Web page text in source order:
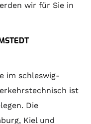
wir für Sie in
im schleswig-
ist
Die
Kiel und